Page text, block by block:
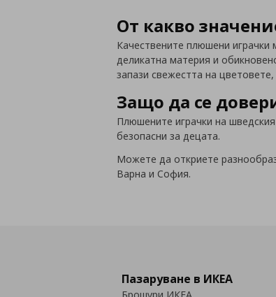
От какво
Качествените плюшени
деликатна материя и
запази свежестта на
Защо да се
Плюшените играчки на
безопасни за децата.
Можете да откриете
Варна и София.
Пазаруване в ИКЕА